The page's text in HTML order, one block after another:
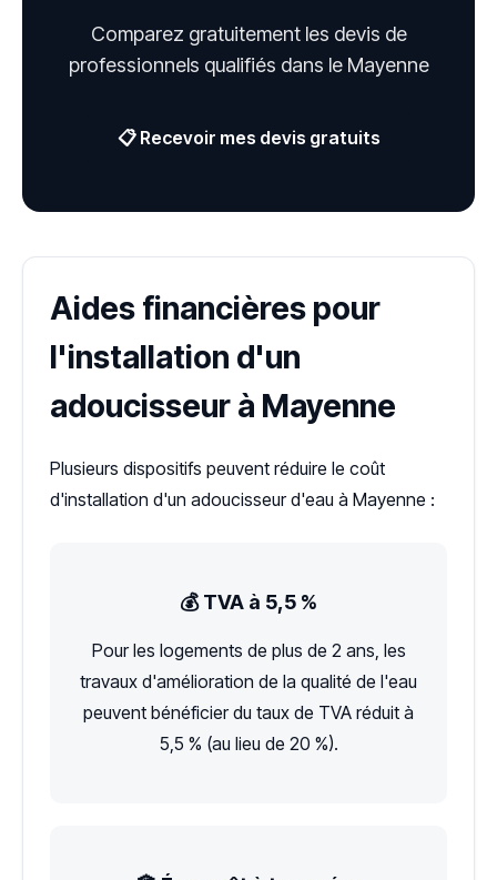
Comparez gratuitement les devis de
professionnels qualifiés dans le Mayenne
📋 Recevoir mes devis gratuits
Aides financières pour
l'installation d'un
adoucisseur à Mayenne
Plusieurs dispositifs peuvent réduire le coût
d'installation d'un adoucisseur d'eau à Mayenne :
💰 TVA à 5,5 %
Pour les logements de plus de 2 ans, les
travaux d'amélioration de la qualité de l'eau
peuvent bénéficier du taux de TVA réduit à
5,5 % (au lieu de 20 %).